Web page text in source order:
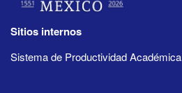
Sitios internos
Sistema de Productividad Académica